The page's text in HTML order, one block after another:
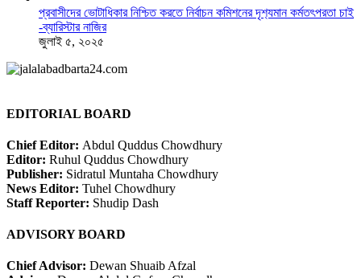
প্রবাসীদের ভোটাধিকার নিশ্চিত করতে নির্বাচন কমিশনের দৃশ‍্যমান কর্মতৎপরতা চাই
-ব্যারিস্টার নাজির
জুলাই ৫, ২০২৫
EDITORIAL BOARD
Chief Editor: Abdul Quddus Chowdhury
Editor: Ruhul Quddus Chowdhury
Publisher: Sidratul Muntaha Chowdhury
News Editor: Tuhel Chowdhury
Staff Reporter: Shudip Dash
ADVISORY BOARD
Chief Advisor: Dewan Shuaib Afzal